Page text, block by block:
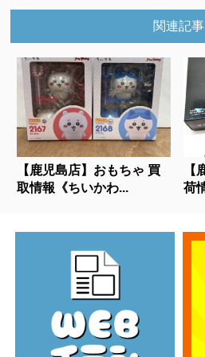
関連記事
【鹿児島店】おもちゃ 買
取情報《ちいかわ...
【
荷